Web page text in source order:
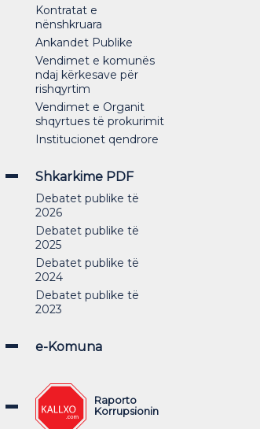
Kontratat e
nënshkruara
Ankandet Publike
Vendimet e komunës
ndaj kërkesave për
rishqyrtim
Vendimet e Organit
shqyrtues të prokurimit
Institucionet qendrore
Shkarkime PDF
Debatet publike të
2026
Debatet publike të
2025
Debatet publike të
2024
Debatet publike të
2023
e-Komuna
Raporto
Korrupsionin